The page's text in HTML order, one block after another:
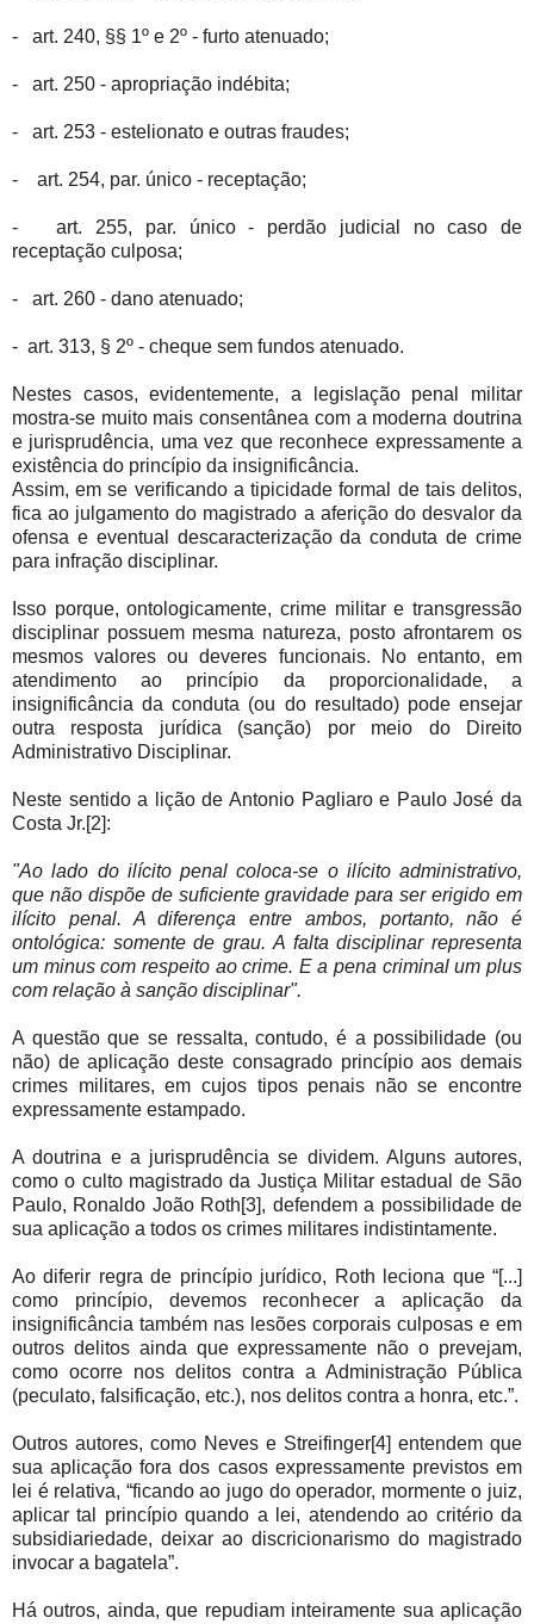
- art. 240, §§ 1º e 2º - furto atenuado;
- art. 250 - apropriação indébita;
- art. 253 - estelionato e outras fraudes;
- art. 254, par. único - receptação;
- art. 255, par. único - perdão judicial no caso de
receptação culposa;
- art. 260 - dano atenuado;
- art. 313, § 2º - cheque sem fundos atenuado.
Nestes casos, evidentemente, a legislação penal militar
mostra-se muito mais consentânea com a moderna doutrina
e jurisprudência, uma vez que reconhece expressamente a
existência do princípio da insignificância.
Assim, em se verificando a tipicidade formal de tais delitos,
fica ao julgamento do magistrado a aferição do desvalor da
ofensa e eventual descaracterização da conduta de crime
para infração disciplinar.
Isso porque, ontologicamente, crime militar e transgressão
disciplinar possuem mesma natureza, posto afrontarem os
mesmos valores ou deveres funcionais. No entanto, em
atendimento ao princípio da proporcionalidade, a
insignificância da conduta (ou do resultado) pode ensejar
outra resposta jurídica (sanção) por meio do Direito
Administrativo Disciplinar.
Neste sentido a lição de Antonio Pagliaro e Paulo José da
Costa Jr.[2]:
"Ao lado do ilícito penal coloca-se o ilícito administrativo,
que não dispõe de suficiente gravidade para ser erigido em
ilícito penal. A diferença entre ambos, portanto, não é
ontológica: somente de grau. A falta disciplinar representa
um minus com respeito ao crime. E a pena criminal um plus
com relação à sanção disciplinar".
A questão que se ressalta, contudo, é a possibilidade (ou
não) de aplicação deste consagrado princípio aos demais
crimes militares, em cujos tipos penais não se encontre
expressamente estampado.
A doutrina e a jurisprudência se dividem. Alguns autores,
como o culto magistrado da Justiça Militar estadual de São
Paulo, Ronaldo João Roth[3], defendem a possibilidade de
sua aplicação a todos os crimes militares indistintamente.
Ao diferir regra de princípio jurídico, Roth leciona que “[...]
como princípio, devemos reconhecer a aplicação da
insignificância também nas lesões corporais culposas e em
outros delitos ainda que expressamente não o prevejam,
como ocorre nos delitos contra a Administração Pública
(peculato, falsificação, etc.), nos delitos contra a honra, etc.”.
Outros autores, como Neves e Streifinger[4] entendem que
sua aplicação fora dos casos expressamente previstos em
lei é relativa, “ficando ao jugo do operador, mormente o juiz,
aplicar tal princípio quando a lei, atendendo ao critério da
subsidiariedade, deixar ao discricionarismo do magistrado
invocar a bagatela”.
Há outros, ainda, que repudiam inteiramente sua aplicação